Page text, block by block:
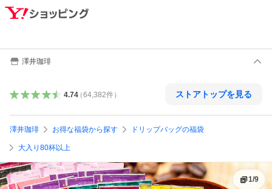
澤井珈琲
4.74（64,382件） ストアトップを見る
澤井珈琲 お得な福袋から探す ドリップバッグの福袋
大入り80杯以上
1/9